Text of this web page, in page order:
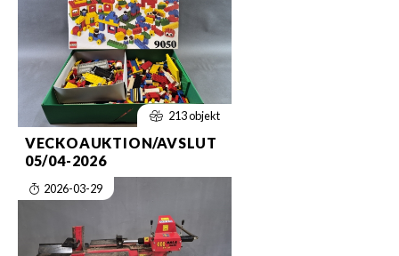
213 objekt
VECKOAUKTION/AVSLUT
05/04-2026
2026-03-29